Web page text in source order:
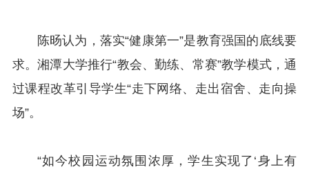
陈旸认为，落实“健康第一”是教育强国的底线要
求。湘潭大学推行“教会、勤练、常赛”教学模式，通
过课程改革引导学生“走下网络、走出宿舍、走向操
场”。
“如今校园运动氛围浓厚，学生实现了‘身上有